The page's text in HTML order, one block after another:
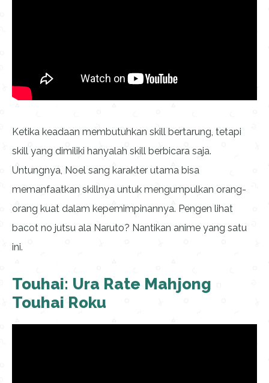
Ketika keadaan membutuhkan skill bertarung, tetapi
skill yang dimiliki hanyalah skill berbicara saja.
Untungnya, Noel sang karakter utama bisa
memanfaatkan skillnya untuk mengumpulkan orang-
orang kuat dalam kepemimpinannya. Pengen lihat
bacot no jutsu ala Naruto? Nantikan anime yang satu
ini.
Touhai: Ura Rate Mahjong
Touhai Roku